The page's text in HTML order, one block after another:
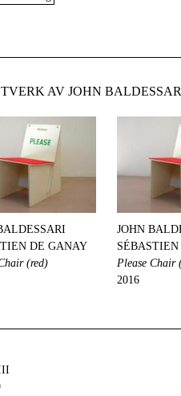
AV JOHN
DE GANAY
(red)
JOHN
Please Chair
2016